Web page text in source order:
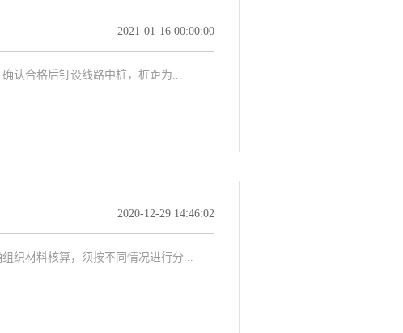
2021-01-16 00:00:00
认合格后钉设线路中桩，桩距为...
2020-12-29 14:46:02
织材料核算，须按不同情况进行分...